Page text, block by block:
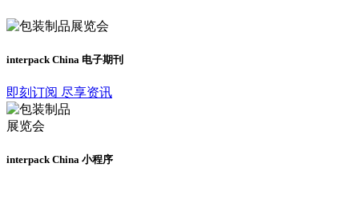
interpack China 电子期刊
即刻订阅 尽享资讯
interpack China 小程序